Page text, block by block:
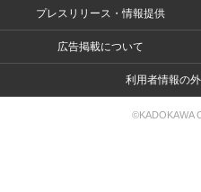
プレスリリース・情報提供
広告掲載について
利用者情報の
©KADOKAWA